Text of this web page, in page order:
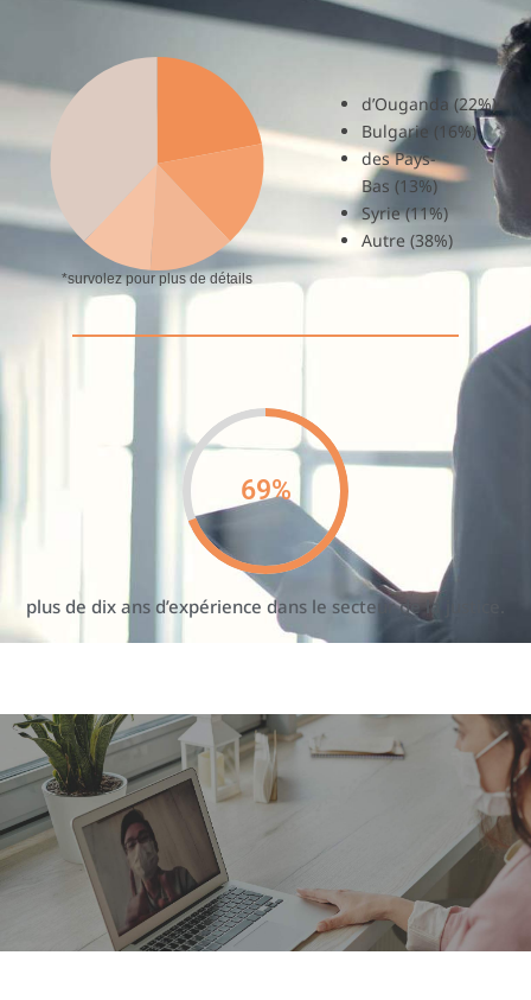
*survolez pour plus de détails
d’Ouganda (22%)
Bulgariе (16%)
des Pays-
Bas (13%)
Syriе (11%)
Autre (38%)
69%
plus de dix ans d’expérience dans le secteur de la justice.